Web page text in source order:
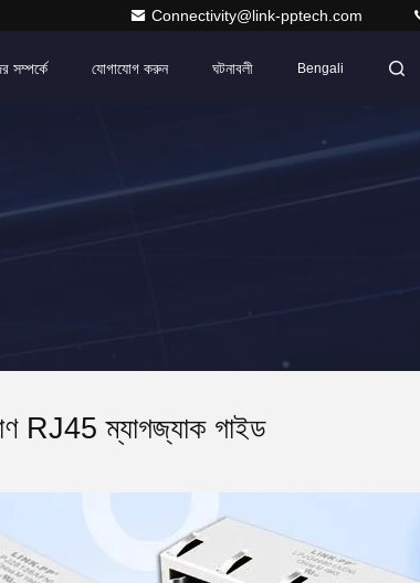
Connectivity@link-pptech.com
সম্পর্কে যোগাযোগ করুন ঘটনাবলী Bengali
RJ45 ম্যাগজ্যাক গাইড